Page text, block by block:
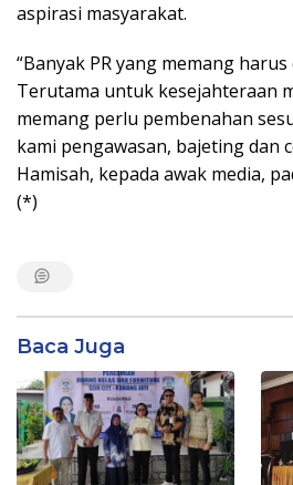
aspirasi masyarakat.
“Banyak PR yang memang harus
Terutama untuk kesejahteraan
memang perlu pembenahan
kami pengawasan, bajeting dan
Hamisah, kepada awak media,
(*)
Baca Juga